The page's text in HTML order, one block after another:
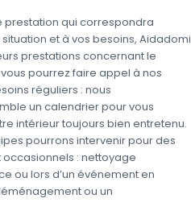
prestation qui correspondra
et à vos besoins, Aidadomi
prestations concernant le
pourrez faire appel à nos
réguliers : nous
un calendrier pour vous
intérieur toujours bien entretenu.
pourrons intervenir pour des
: nettoyage
ou lors d’un événement en
ou un